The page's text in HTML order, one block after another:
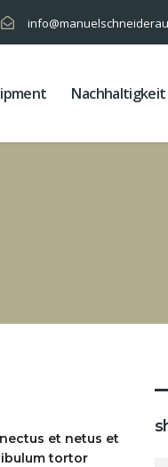
Nachhaltigkeit
et netus et
tortor